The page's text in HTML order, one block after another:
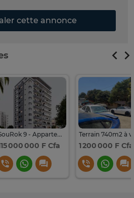
cette annonce
SouRok 9 - Appartements à vendre en VEFA
000 000 F Cfa 1 200 000 F Cfa